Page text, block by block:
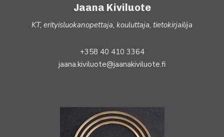
Jaana Kiviluote
KT, erityisluokanopettaja, kouluttaja, tietokirjailija
+358 40 410 3364
jaana.kiviluote@jaanakiviluote.fi